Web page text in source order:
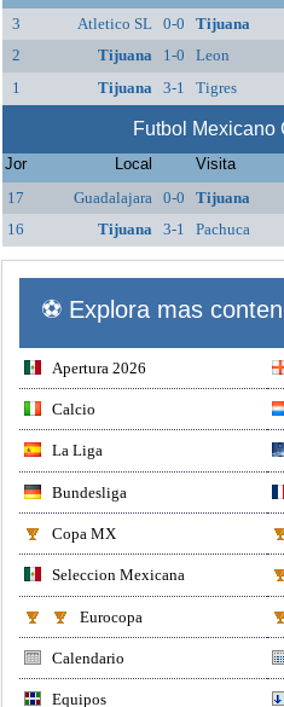
3
Atletico SL 0-0 Tijuana
2
Tijuana 1-0 Leon
1
Tijuana 3-1 Tigres
Futbol Mexicano
Jor Local Visita
17
Guadalajara 0-0 Tijuana
16
Tijuana 3-1 Pachuca
⚽ Explora mas
Apertura 2026
Calcio
La Liga
Bundesliga
Copa MX
Seleccion Mexicana
Eurocopa
Calendario
Equipos